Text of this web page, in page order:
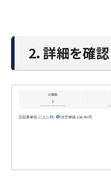
2. 詳細を確